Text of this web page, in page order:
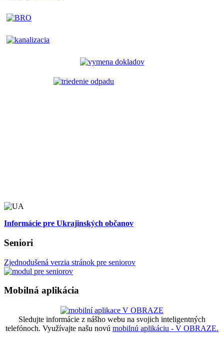
Informácie pre Ukrajinských občanov
Seniori
Zjednodušená verzia stránok pre seniorov
Mobilná aplikácia
Sledujte informácie z nášho webu na svojich inteligentných
telefónoch. Využívajte našu novú mobilnú aplikáciu - V OBRAZE.